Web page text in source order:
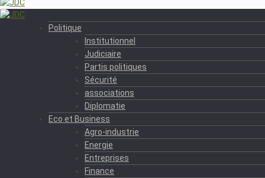
Politique
Institutionnel
Judiciaire
Partis politiques
Sécurité
associations
Diplomatie
Eco et Business
Agro-industrie
Energie
Entreprises
Finance